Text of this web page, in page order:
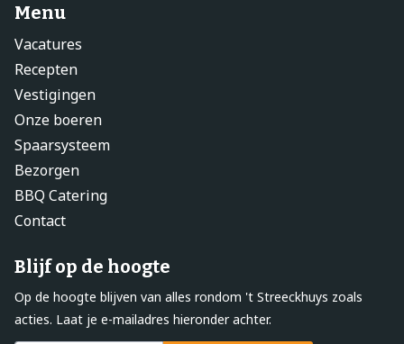
Menu
Vacatures
Recepten
Vestigingen
Onze boeren
Spaarsysteem
Bezorgen
BBQ Catering
Contact
Blijf op de hoogte
Op de hoogte blijven van alles rondom 't Streeckhuys zoals
acties. Laat je e-mailadres hieronder achter.